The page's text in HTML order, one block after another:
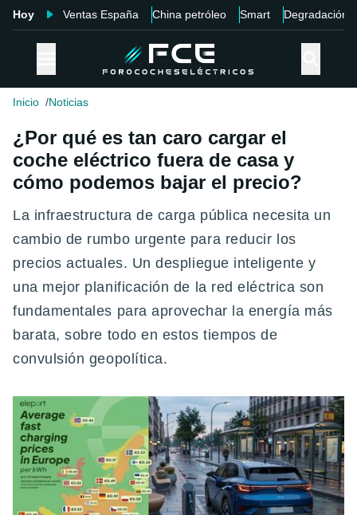
Hoy Ventas España China petróleo Smart Degradación
Inicio Noticias
¿Por qué es tan caro cargar el
coche eléctrico fuera de casa y
cómo podemos bajar el precio?
La infraestructura de carga pública necesita un
cambio de rumbo urgente para reducir los
precios actuales. Un despliegue inteligente y
una mejor planificación de la red eléctrica son
fundamentales para aprovechar la energía más
barata, sobre todo en estos tiempos de
convulsión geopolítica.